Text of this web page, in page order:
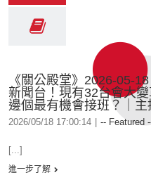
《關公殿堂》2026-05-
新聞台！現有32台會大
邊個最有機會接班？｜
2026/05/18 17:00:14 -- Featured
[...]
進一步了解